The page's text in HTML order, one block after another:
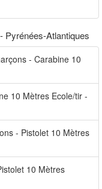
Pyrénées-Atlantiques
- Carabine 10
10 Mètres Ecole/tir -
- Pistolet 10 Mètres
10 Mètres